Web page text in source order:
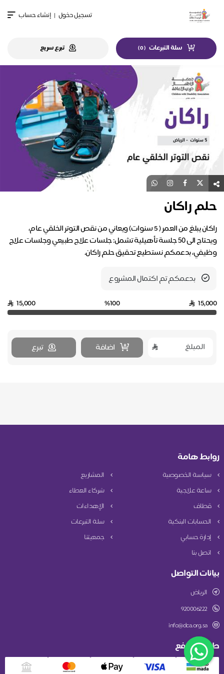
تسجيل دخول | إنشاء حساب
سلة التبرعات (
0
) تبرع سريع
حلم راكان
راكان يبلغ من العمر ( 5 سنوات) ويعاني من نقص التوتر الخلقي عام،
ويحتاج الى ٥٠ جلسة تأهيلية تشمل: جلسات علاج طبيعي وجلسات علاج
وظيفي، بدعمكم نستطيع تحقيق حلم راكان.
بدعمكم تم اكتمال المشروع
15,000
%100
15,000
اضافة تبرع
روابط هامة
سياسة الخصوصية
المشاريع
ساعة علاجية
شركاء العطاء
قطاف
الإهداءات
الحسابات البنكية
سلة التبرعات
إدارة حسابي
جمعيتنا
اتصل بنا
بيانات التواصل
الرياض
920006222
info@dca.org.sa
طريقة الدفع